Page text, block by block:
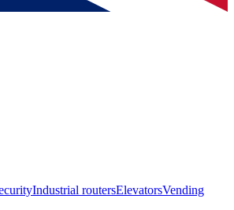
Industrial routersElevatorsVending